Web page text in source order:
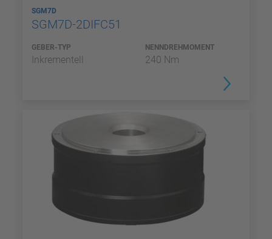
SGM7D
SGM7D-2DIFC51
GEBER-TYP
Inkrementell
NENNDREHMOMENT
240 Nm